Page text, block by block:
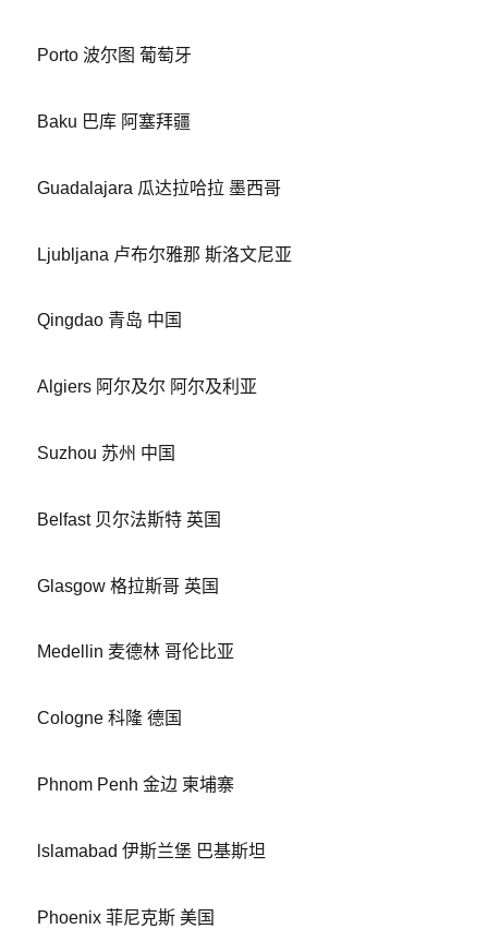
Porto 波尔图 葡萄牙
Baku 巴库 阿塞拜疆
Guadalajara 瓜达拉哈拉 墨西哥
Ljubljana 卢布尔雅那 斯洛文尼亚
Qingdao 青岛 中国
Algiers 阿尔及尔 阿尔及利亚
Suzhou 苏州 中国
Belfast 贝尔法斯特 英国
Glasgow 格拉斯哥 英国
Medellin 麦德林 哥伦比亚
Cologne 科隆 德国
Phnom Penh 金边 柬埔寨
lslamabad 伊斯兰堡 巴基斯坦
Phoenix 菲尼克斯 美国